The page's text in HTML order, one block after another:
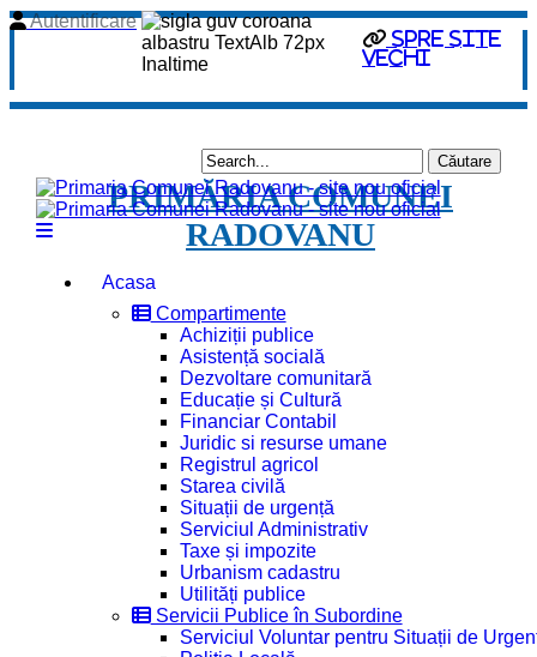
Spre site
vechi
Autentificare
PRIMĂRIA COMUNEI
RADOVANU
Acasa
Compartimente
Achiziții publice
Asistență socială
Dezvoltare comunitară
Educație și Cultură
Financiar Contabil
Juridic si resurse umane
Registrul agricol
Starea civilă
Situații de urgență
Serviciul Administrativ
Taxe și impozite
Urbanism cadastru
Utilități publice
Servicii Publice în Subordine
Serviciul Voluntar pentru Situații de